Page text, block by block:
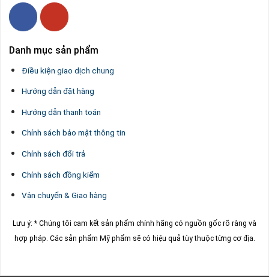
Danh mục sản phẩm
Điều kiện giao dịch chung
Hướng dẫn đặt hàng
Hướng dẫn thanh toán
Chính sách bảo mật thông tin
Chính sách đổi trả
Chính sách đồng kiểm
Vận chuyển & Giao hàng
Lưu ý: * Chúng tôi cam kết sản phẩm chính hãng có nguồn gốc rõ ràng và
hợp pháp. Các sản phẩm Mỹ phẩm sẽ có hiệu quả tùy thuộc từng cơ địa.